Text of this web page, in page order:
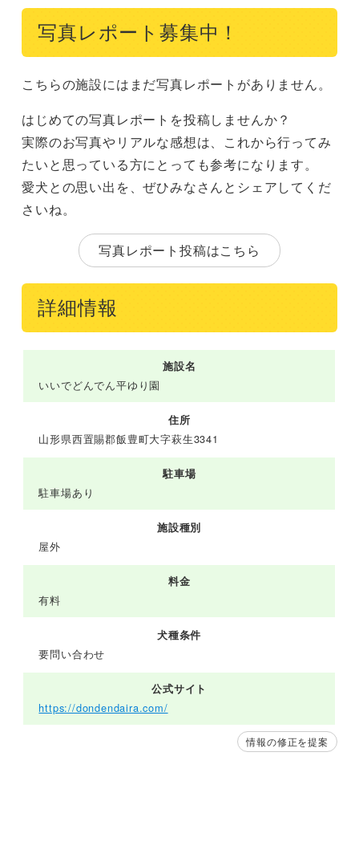
写真レポート募集中！
こちらの施設にはまだ写真レポートがありません。
はじめての写真レポートを投稿しませんか？
実際のお写真やリアルな感想は、これから行ってみ
たいと思っている方にとっても参考になります。
愛犬との思い出を、ぜひみなさんとシェアしてくだ
さいね。
写真レポート投稿はこちら
詳細情報
施設名
いいでどんでん平ゆり園
住所
山形県西置賜郡飯豊町大字萩生3341
駐車場
駐車場あり
施設種別
屋外
料金
有料
犬種条件
要問い合わせ
公式サイト
https://dondendaira.com/
情報の修正を提案